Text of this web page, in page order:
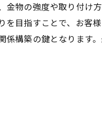
金物の強度や取り付け
を目指すことで、お客
係構築の鍵となります